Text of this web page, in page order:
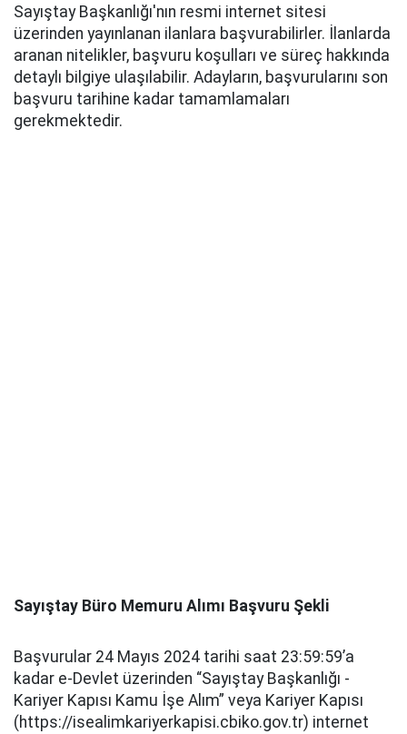
Sayıştay Başkanlığı'nın resmi internet sitesi
üzerinden yayınlanan ilanlara başvurabilirler. İlanlarda
aranan nitelikler, başvuru koşulları ve süreç hakkında
detaylı bilgiye ulaşılabilir. Adayların, başvurularını son
başvuru tarihine kadar tamamlamaları
gerekmektedir.
Sayıştay Büro Memuru Alımı Başvuru Şekli
Başvurular 24 Mayıs 2024 tarihi saat 23:59:59’a
kadar e-Devlet üzerinden “Sayıştay Başkanlığı -
Kariyer Kapısı Kamu İşe Alım” veya Kariyer Kapısı
(https://isealimkariyerkapisi.cbiko.gov.tr) internet